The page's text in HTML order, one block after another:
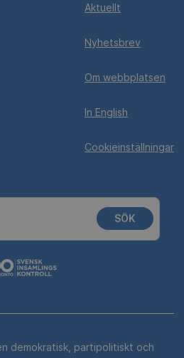
Aktuellt
Nyhetsbrev
Om webbplatsen
In English
Cookieinställningar
SÖK
demokratisk, partipolitiskt och